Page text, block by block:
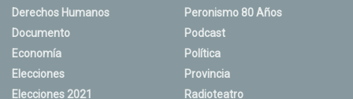
Derechos Humanos
Documento
Economía
Elecciones
Elecciones 2021
Peronismo 80 Años
Podcast
Política
Provincia
Radioteatro